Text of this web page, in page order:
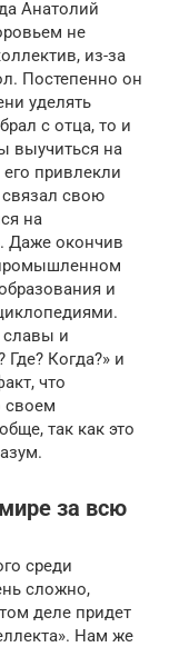
Анатолий
не
из-за
Постепенно он
уделять
с отца, то и
выучиться на
привлекли
свою
на
Даже окончив
и
славы и
Когда?» и
что
своем
так как это
за всю
среди
сложно,
деле придет
Нам же